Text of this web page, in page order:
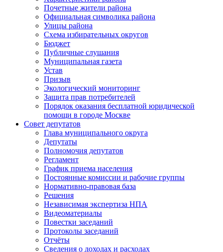
Почетные жители района
Официальная символика района
Улицы района
Схема избирательных округов
Бюджет
Публичные слушания
Муниципальная газета
Устав
Призыв
Экологический мониторинг
Защита прав потребителей
Порядок оказания бесплатной юридической
помощи в городе Москве
Совет депутатов
Глава муниципального округа
Депутаты
Полномочия депутатов
Регламент
График приема населения
Постоянные комиссии и рабочие группы
Нормативно-правовая база
Решения
Независимая экспертиза НПА
Видеоматериалы
Повестки заседаний
Протоколы заседаний
Отчёты
Сведения о доходах и расходах